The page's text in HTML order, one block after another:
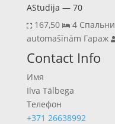
AStudija — 70
167,50
4 Спальни
automašīnām Гараж
Previous
Next
Contact Info
Имя
Ilva Tālbega
Телефон
+371 26638992